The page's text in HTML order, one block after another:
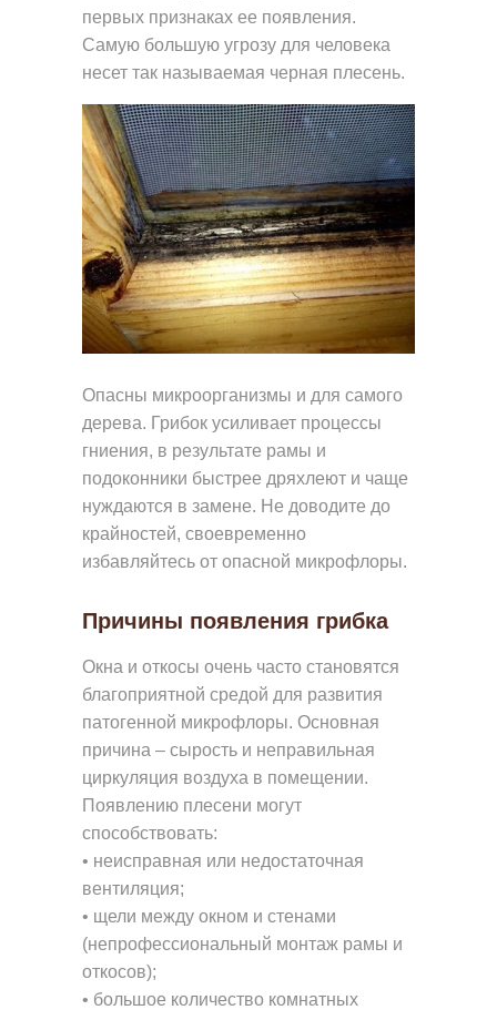
первых признаках ее появления.
Самую большую угрозу для человека
несет так называемая черная плесень.
Опасны микроорганизмы и для самого
дерева. Грибок усиливает процессы
гниения, в результате рамы и
подоконники быстрее дряхлеют и чаще
нуждаются в замене. Не доводите до
крайностей, своевременно
избавляйтесь от опасной микрофлоры.
Причины появления грибка
Окна и откосы очень часто становятся
благоприятной средой для развития
патогенной микрофлоры. Основная
причина – сырость и неправильная
циркуляция воздуха в помещении.
Появлению плесени могут
способствовать:
• неисправная или недостаточная
вентиляция;
• щели между окном и стенами
(непрофессиональный монтаж рамы и
откосов);
• большое количество комнатных